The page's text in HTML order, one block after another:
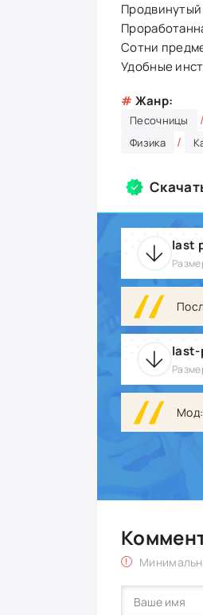
Сотни
Удобные
# Жанр:
Песочницы /
Физика /
last
last-
Мод: